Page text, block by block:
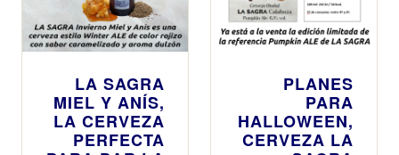
LA SAGRA
MIEL Y ANÍS,
LA CERVEZA
PERFECTA
PLANES
PARA
HALLOWEEN,
CERVEZA LA